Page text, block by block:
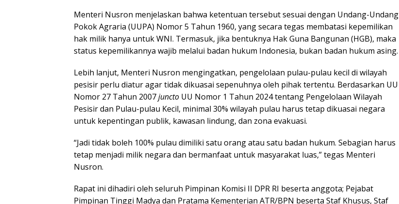
Menteri Nusron menjelaskan bahwa ketentuan tersebut sesuai dengan Undang-Undang
Pokok Agraria (UUPA) Nomor 5 Tahun 1960, yang secara tegas membatasi kepemilikan
hak milik hanya untuk WNI. Termasuk, jika bentuknya Hak Guna Bangunan (HGB), maka
status kepemilikannya wajib melalui badan hukum Indonesia, bukan badan hukum asing.
Lebih lanjut, Menteri Nusron mengingatkan, pengelolaan pulau-pulau kecil di wilayah
pesisir perlu diatur agar tidak dikuasai sepenuhnya oleh pihak tertentu. Berdasarkan UU
Nomor 27 Tahun 2007juncto UU Nomor 1 Tahun 2024 tentang Pengelolaan Wilayah
Pesisir dan Pulau-pulau Kecil, minimal 30% wilayah pulau harus tetap dikuasai negara
untuk kepentingan publik, kawasan lindung, dan zona evakuasi.
“Jadi tidak boleh 100% pulau dimiliki satu orang atau satu badan hukum. Sebagian harus
tetap menjadi milik negara dan bermanfaat untuk masyarakat luas,” tegas Menteri
Nusron.
Rapat ini dihadiri oleh seluruh Pimpinan Komisi II DPR RI beserta anggota; Pejabat
Pimpinan Tinggi Madya dan Pratama Kementerian ATR/BPN beserta Staf Khusus, Staf